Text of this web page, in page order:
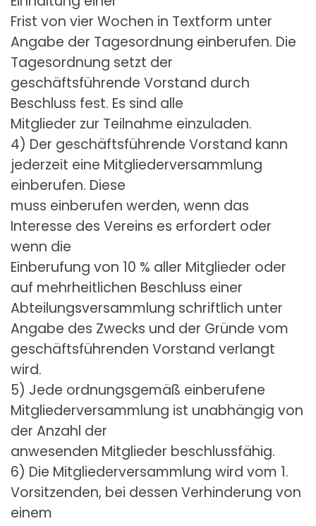
Frist von vier Wochen in Textform unter
Angabe der Tagesordnung einberufen. Die
Tagesordnung setzt der
geschäftsführende Vorstand durch
Beschluss fest. Es sind alle
Mitglieder zur Teilnahme einzuladen.
4) Der geschäftsführende Vorstand kann
jederzeit eine Mitgliederversammlung
einberufen. Diese
muss einberufen werden, wenn das
Interesse des Vereins es erfordert oder
wenn die
Einberufung von 10 % aller Mitglieder oder
auf mehrheitlichen Beschluss einer
Abteilungsversammlung schriftlich unter
Angabe des Zwecks und der Gründe vom
geschäftsführenden Vorstand verlangt
wird.
5) Jede ordnungsgemäß einberufene
Mitgliederversammlung ist unabhängig von
der Anzahl der
anwesenden Mitglieder beschlussfähig.
6) Die Mitgliederversammlung wird vom 1.
Vorsitzenden, bei dessen Verhinderung von
einem